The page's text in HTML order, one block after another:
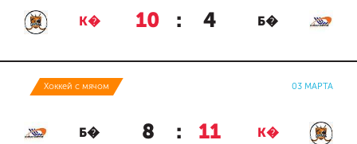
К� 10 : 4 Б�
Хоккей с мячом 03 МАРТА
Б� 8 : 11 К�